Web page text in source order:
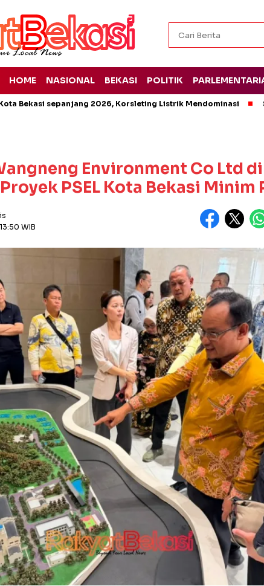
HOME NASIONAL BEKASI POLITIK
Bekasi sepanjang 2026, Korsleting Listrik Mendominasi
Environment Co Ltd
PSEL Kota Bekasi Minim
WIB